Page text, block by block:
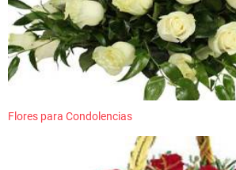
Flores para Condolencias